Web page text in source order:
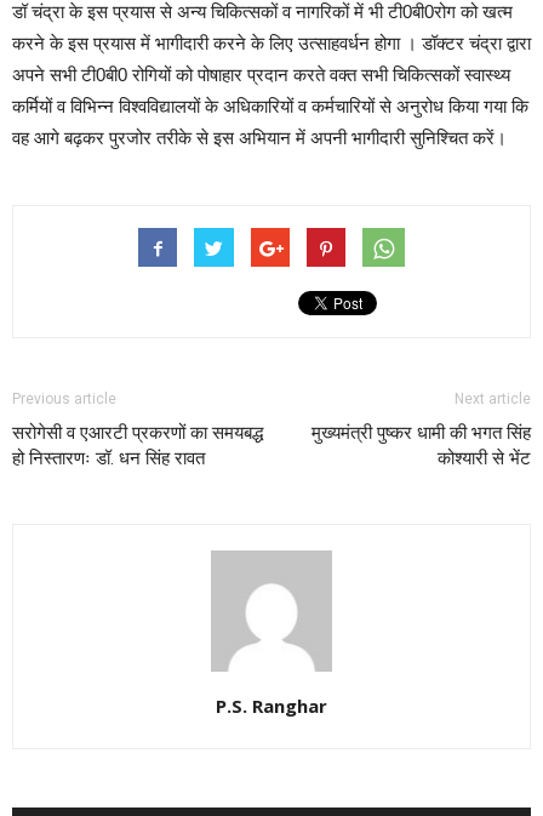
डॉ चंद्रा के इस प्रयास से अन्य चिकित्सकों व नागरिकों में भी टी0बी0रोग को खत्म
करने के इस प्रयास में भागीदारी करने के लिए उत्साहवर्धन होगा । डॉक्टर चंद्रा द्वारा
अपने सभी टी0बी0 रोगियों को पोषाहार प्रदान करते वक्त सभी चिकित्सकों स्वास्थ्य
कर्मियों व विभिन्न विश्वविद्यालयों के अधिकारियों व कर्मचारियों से अनुरोध किया गया कि
वह आगे बढ़कर पुरजोर तरीके से इस अभियान में अपनी भागीदारी सुनिश्चित करें।
Previous article
सरोगेसी व एआरटी प्रकरणों का समयबद्ध
हो निस्तारणः डॉ. धन सिंह रावत
Next article
मुख्यमंत्री पुष्कर धामी की भगत सिंह
कोश्यारी से भेंट
P.S. Ranghar